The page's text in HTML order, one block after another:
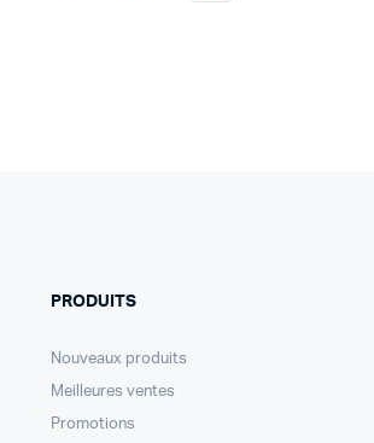
PRODUITS
Nouveaux produits
Meilleures ventes
Promotions